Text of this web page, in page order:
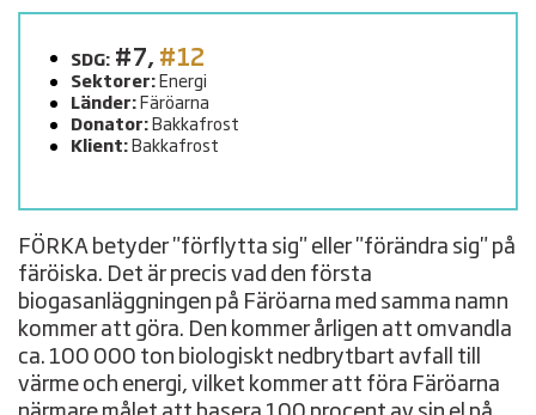
SDG: #7, #12
Sektorer: Energi
Länder: Färöarna
Donator: Bakkafrost
Klient: Bakkafrost
FÖRKA betyder "förflytta sig" eller "förändra sig" på
färöiska. Det är precis vad den första
biogasanläggningen på Färöarna med samma namn
kommer att göra. Den kommer årligen att omvandla
ca. 100 000 ton biologiskt nedbrytbart avfall till
värme och energi, vilket kommer att föra Färöarna